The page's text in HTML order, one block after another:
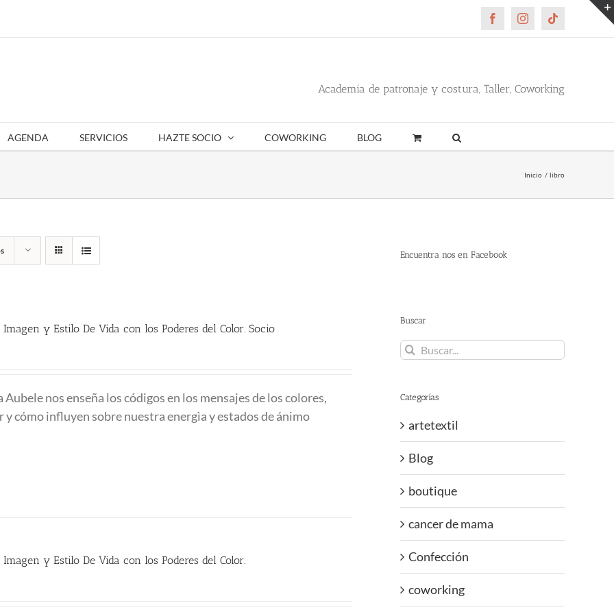
FacebookInstagramTiktok
Academia de patronaje y costura, Taller, Coworking
AGENDA SERVICIOS HAZTE SOCIO COWORKING BLOG
Inicio libro
Imagen y Estilo De Vida con los Poderes del Color. Socio
€.
nos enseña los códigos en los mensajes de los colores,
y cómo influyen sobre nuestra energìa y estados de ánimo
Imagen y Estilo De Vida con los Poderes del Color.
Encuentra nos en Facebook
Buscar
Buscar:
Categorías
artetextil
Blog
boutique
cancer de mama
Confección
coworking